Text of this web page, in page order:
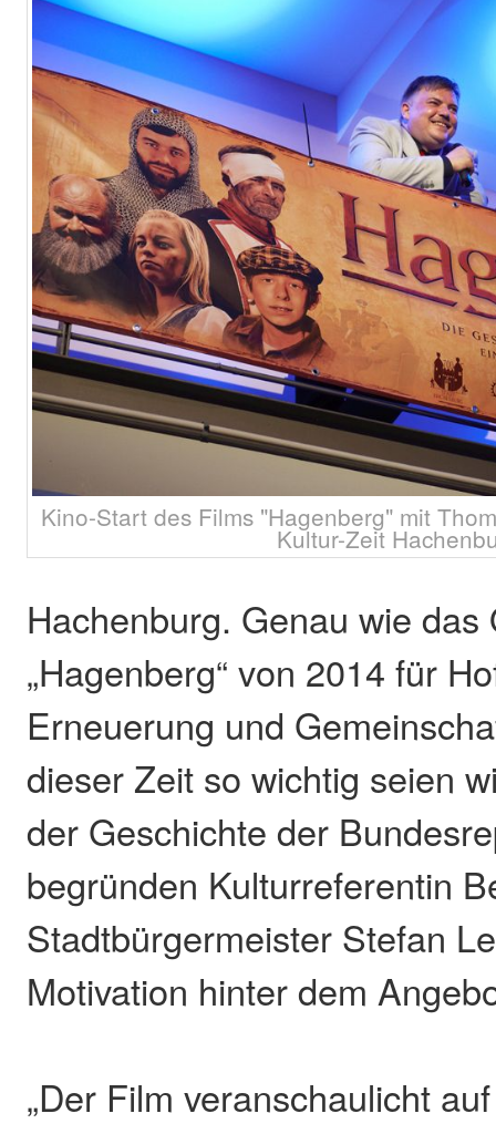
Kino-Start des Films "Hagenberg" mit
Kultur-Zeit
Hachenburg. Genau wie
„Hagenberg“ von 2014 für
Erneuerung und
dieser Zeit so wichtig seien
der Geschichte der
begründen Kulturreferentin
Stadtbürgermeister Stefan
Motivation hinter dem
„Der Film veranschaulicht